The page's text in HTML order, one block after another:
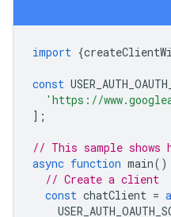
import {
const
'https://
];
// This sample shows
async function main()
// Create a client
const chatClient =